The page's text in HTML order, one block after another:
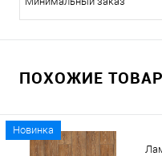
ПОХОЖИЕ
Новинка